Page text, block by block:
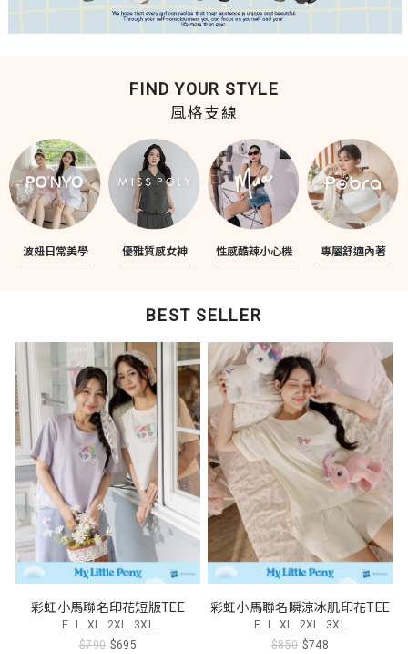
FIND YOUR STYLE
風格支線
波妞日常美學 優雅質感女神 性感酷辣小心機 專屬舒適內著
BEST SELLER
彩虹小馬聯名印花短版TEE
F L XL 2XL 3XL
$790 $695
彩虹小馬聯名瞬涼冰肌印花TEE
F L XL 2XL 3XL
$850 $748